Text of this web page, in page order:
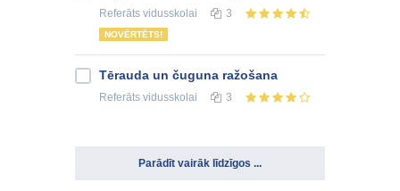
Referāts vidusskolai 3
NOVĒRTĒTS!
Tērauda un čuguna ražošana
Referāts vidusskolai 3
Parādīt vairāk līdzīgos ...